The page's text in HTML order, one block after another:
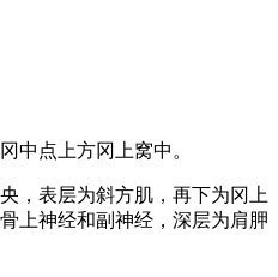
中点上方冈上窝中。
，表层为斜方肌，再下为冈上
上神经和副神经，深层为肩胛